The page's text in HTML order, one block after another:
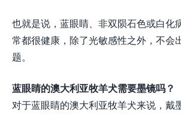
也就是说，蓝眼睛、非双陨石色或白化
常都很健康，除了光敏感性之外，不会
题。
蓝眼睛的澳大利亚牧羊犬需要墨镜吗？
对于蓝眼睛的澳大利亚牧羊犬来说，戴